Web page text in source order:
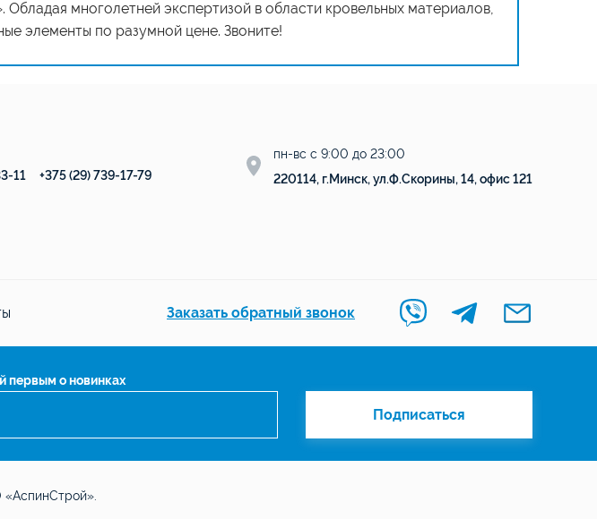
многолетней экспертизой в области кровельных материалов,
элементы по разумной цене. Звоните!
11 +375 (29) 739-17-79
пн-вс с 9:00 до 23:00
220114, г.Минск, ул.Ф.Скорины, 14, офис 121
Заказать обратный звонок
первым о новинках